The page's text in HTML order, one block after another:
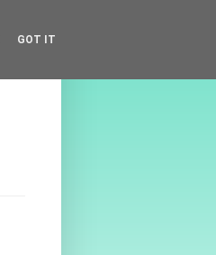
GOT IT